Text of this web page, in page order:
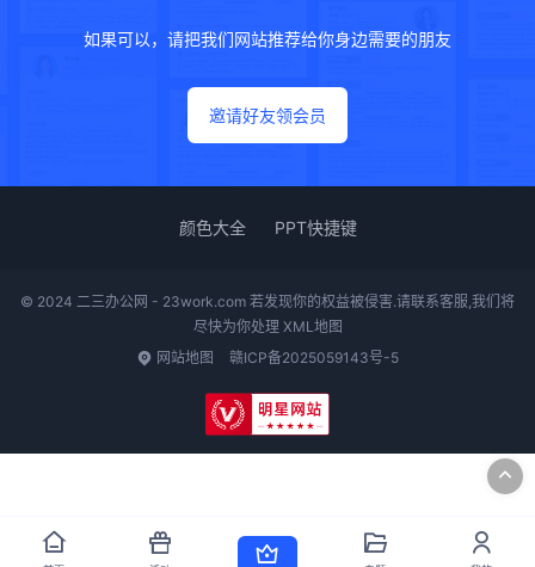
如果可以，请把我们网站推荐给你身边需要的朋友
邀请好友领会员
颜色大全 PPT快捷键
© 2024 二三办公网 - 23work.com 若发现你的权益被侵害.请联系客服,我们将
尽快为你处理 XML地图
网站地图
赣ICP备2025059143号-5